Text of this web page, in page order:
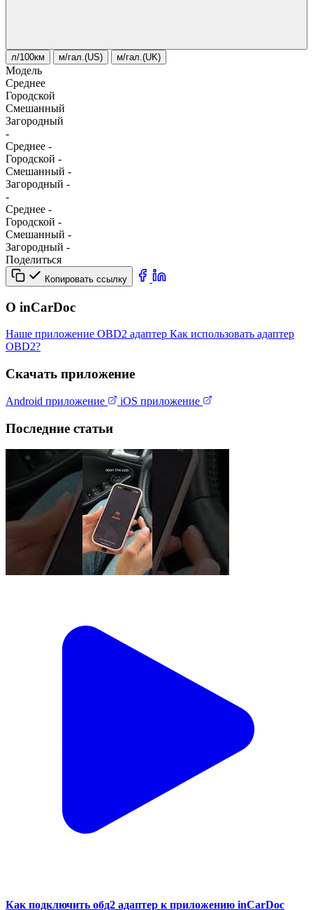
л/100км м/гал.(US) м/гал.(UK)
Модель
Среднее
Городской
Смешанный
Загородный
-
Среднее -
Городской -
Смешанный -
Загородный -
-
Среднее -
Городской -
Смешанный -
Загородный -
Поделиться
Копировать ссылку
О inCarDoc
Наше приложение OBD2 адаптер Как использовать адаптер
OBD2?
Скачать приложение
Android приложение iOS приложение
Последние статьи
Как подключить обд2 адаптер к приложению inCarDoc